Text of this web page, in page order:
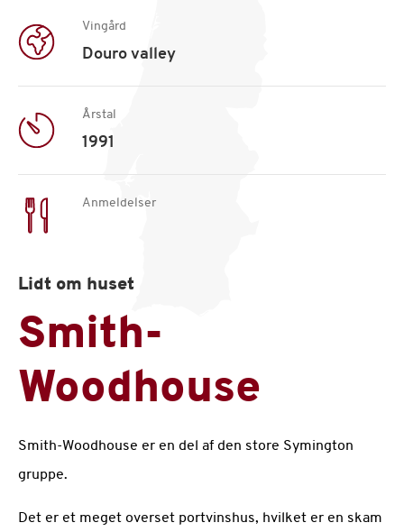
Vingård
Douro valley
Årstal
1991
Anmeldelser
Lidt om huset
Smith-
Woodhouse
Smith-Woodhouse er en del af den store Symington
gruppe.
Det er et meget overset portvinshus, hvilket er en skam